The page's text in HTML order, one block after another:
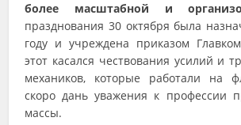
более масштабной и
празднования 30 октября была
году и учреждена приказом
этот касался чествования усилий и
механиков, которые работали на
скоро дань уважения к профессии
массы.